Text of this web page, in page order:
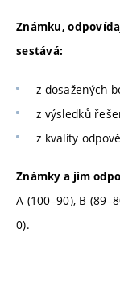
Známku,
sestává:
z dosažených
z výsledků
z kvality
Známky a jim
A (100–90), B
0).